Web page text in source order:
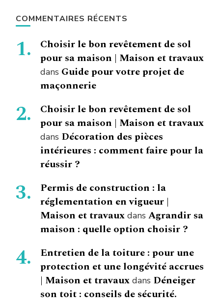
COMMENTAIRES RÉCENTS
Choisir le bon revêtement de sol
pour sa maison | Maison et travaux
dans Guide pour votre projet de
maçonnerie
Choisir le bon revêtement de sol
pour sa maison | Maison et travaux
dans Décoration des pièces
intérieures : comment faire pour la
réussir ?
Permis de construction : la
réglementation en vigueur |
Maison et travaux dans Agrandir sa
maison : quelle option choisir ?
Entretien de la toiture : pour une
protection et une longévité accrues
| Maison et travaux dans Déneiger
son toit : conseils de sécurité.